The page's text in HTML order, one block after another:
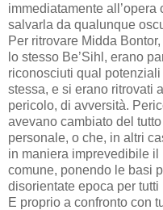
immediatamente all’opera
salvarla da qualunque
Per ritrovare Midda
lo stesso Be’Sihl, erano
riconosciuti qual
stessa, e si erano ritrovati
pericolo, di avversità.
avevano cambiato del
personale, o che, in altri
in maniera imprevedibile
comune, ponendo le basi
disorientate epoca per tutti
E proprio a confronto con